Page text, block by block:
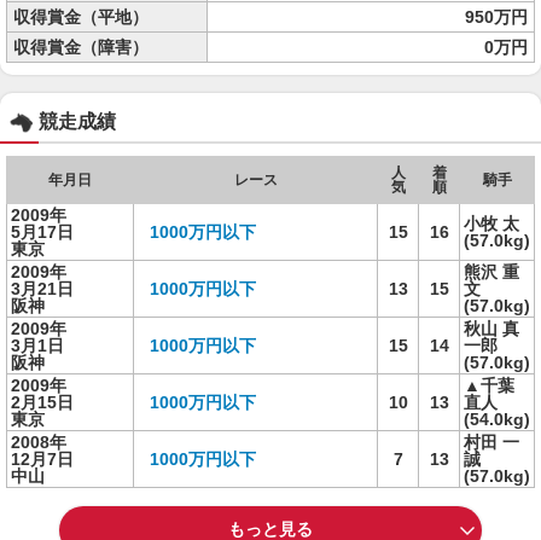
収得賞金（平地）
950万円
収得賞金（障害）
0万円
競走成績
年月日 レース
人
気
着
順
騎手
2009年
5月17日
東京
1000万円以下 15 16
小牧 太
(57.0kg)
2009年
3月21日
阪神
1000万円以下 13 15
熊沢 重
文
(57.0kg)
2009年
3月1日
阪神
1000万円以下 15 14
秋山 真
一郎
(57.0kg)
2009年
2月15日
東京
1000万円以下 10 13
▲千葉
直人
(54.0kg)
2008年
12月7日
中山
1000万円以下 7 13
村田 一
誠
(57.0kg)
もっと見る